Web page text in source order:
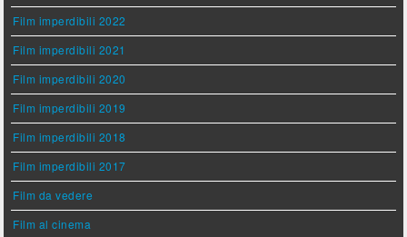
Film imperdibili 2022
Film imperdibili 2021
Film imperdibili 2020
Film imperdibili 2019
Film imperdibili 2018
Film imperdibili 2017
Film da vedere
Film al cinema